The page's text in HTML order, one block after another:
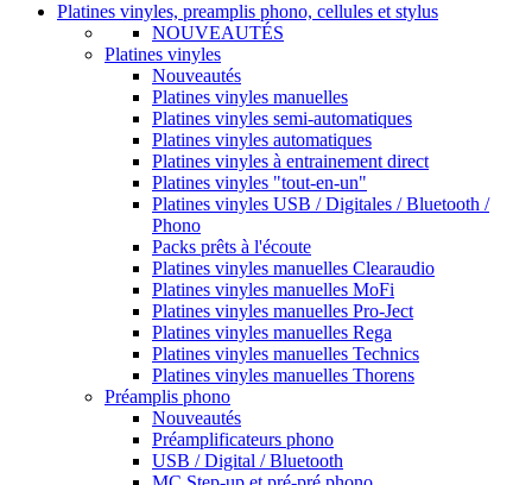
Platines vinyles, preamplis phono, cellules et stylus
NOUVEAUTÉS
Platines vinyles
Nouveautés
Platines vinyles manuelles
Platines vinyles semi-automatiques
Platines vinyles automatiques
Platines vinyles à entrainement direct
Platines vinyles "tout-en-un"
Platines vinyles USB / Digitales / Bluetooth /
Phono
Packs prêts à l'écoute
Platines vinyles manuelles Clearaudio
Platines vinyles manuelles MoFi
Platines vinyles manuelles Pro-Ject
Platines vinyles manuelles Rega
Platines vinyles manuelles Technics
Platines vinyles manuelles Thorens
Préamplis phono
Nouveautés
Préamplificateurs phono
USB / Digital / Bluetooth